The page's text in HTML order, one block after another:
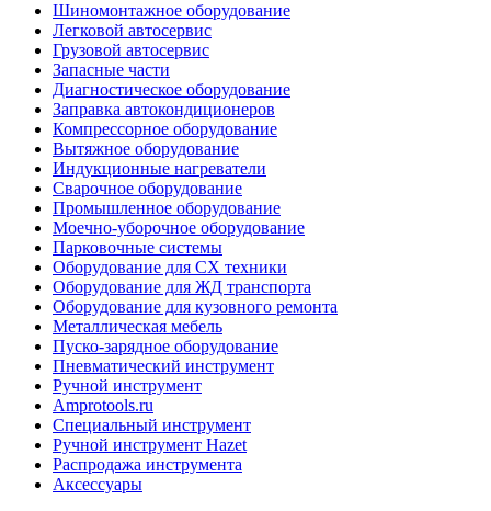
Шиномонтажное оборудование
Легковой автосервис
Грузовой автосервис
Запасные части
Диагностическое оборудование
Заправка автокондиционеров
Компрессорное оборудование
Вытяжное оборудование
Индукционные нагреватели
Сварочное оборудование
Промышленное оборудование
Моечно-уборочное оборудование
Парковочные системы
Оборудование для СХ техники
Оборудование для ЖД транспорта
Оборудование для кузовного ремонта
Металлическая мебель
Пуско-зарядное оборудование
Пневматический инструмент
Ручной инструмент
Amprotools.ru
Специальный инструмент
Ручной инструмент Hazet
Распродажа инструмента
Аксессуары